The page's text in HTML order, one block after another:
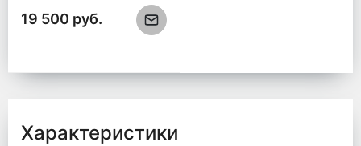
19 500 руб.
Характеристики